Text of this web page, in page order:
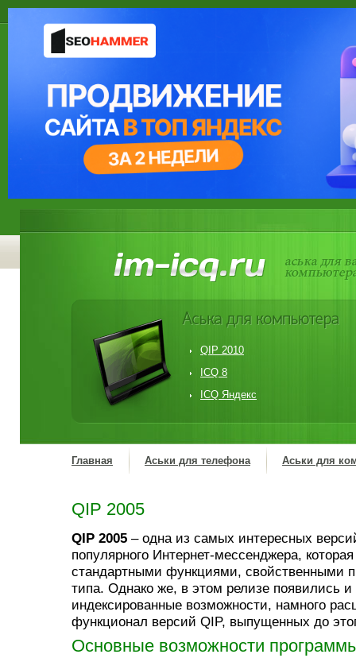
QIP 2010
ICQ 8
ICQ Яндекс
Главная Аськи для телефона Аськи для
QIP 2005
QIP 2005 – одна из самых интересных
популярного Интернет-мессенджера,
стандартными функциями, свойственными
типа. Однако же, в этом релизе появились и
индексированные возможности, намного
функционал версий QIP, выпущенных до
Основные возможности